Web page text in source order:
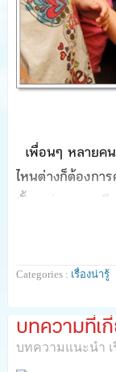
เพื่อนๆ หลายค
ไหนต่างก็ต้องกา
นั้น แต่หากมองลึ
ระดับความรักแ
แตกต่างกันไป
อยู่ตามลำพัง หรือ
ดังนั้นบทความนี้พ
Categories : เรื่องน่ารู้
บทความที่เ
บทความแนะนำ เ